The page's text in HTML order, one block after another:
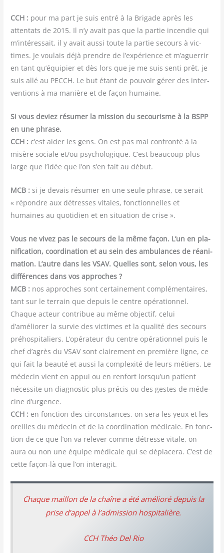
CCH : pour ma part je suis entré à la Bri­gade après les
atten­tats de 2015. Il n’y avait pas que la par­tie incen­die qui
m’intéressait, il y avait aus­si toute la par­tie secours à vic­
times. Je vou­lais déjà prendre de l’expérience et m’aguerrir
en tant qu’équipier et dès lors que je me suis sen­ti prêt, je
suis allé au PECCH. Le but étant de pou­voir gérer des inter­
ven­tions à ma manière et de façon humaine.
Si vous deviez résu­mer la mis­sion du secou­risme à la BSPP
en une phrase.
CCH : c’est aider les gens. On est pas mal confron­té à la
misère sociale et/​ou psy­cho­lo­gique. C’est beau­coup plus
large que l’idée que l’on s’en fait au début.
MCB : si je devais résu­mer en une seule phrase, ce serait
« répondre aux détresses vitales, fonc­tion­nelles et
humaines au quo­ti­dien et en situa­tion de crise ».
Vous ne vivez pas le secours de la même façon. L’un en pla­
ni­fi­ca­tion, coor­di­na­tion et au sein des ambu­lances de réani­
ma­tion. L’autre dans les VSAV. Quelles sont, selon vous, les
dif­fé­rences dans vos approches ?
MCB : nos approches sont cer­tai­ne­ment com­plé­men­taires,
tant sur le ter­rain que depuis le centre opé­ra­tion­nel.
Chaque acteur contri­bue au même objec­tif, celui
d’améliorer la sur­vie des vic­times et la qua­li­té des secours
pré­hos­pi­ta­liers. L’opérateur du centre opé­ra­tion­nel puis le
chef d’agrès du VSAV sont clai­re­ment en pre­mière ligne, ce
qui fait la beau­té et aus­si la com­plexi­té de leurs métiers. Le
méde­cin vient en appui ou en ren­fort lorsqu’un patient
néces­site un diag­nos­tic plus pré­cis ou des gestes de méde­
cine d’urgence.
CCH : en fonc­tion des cir­cons­tances, on sera les yeux et les
oreilles du méde­cin et de la coor­di­na­tion médi­cale. En fonc­
tion de ce que l’on va rele­ver comme détresse vitale, on
aura ou non une équipe médi­cale qui se dépla­ce­ra. C’est de
cette façon-là que l’on interagit.
Chaque maillon de la chaîne a été amé­lio­ré depuis la
prise d’appel à l’admission hospitalière.
CCH Théo Del Rio